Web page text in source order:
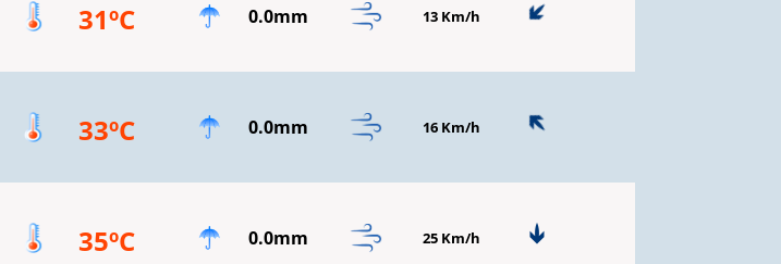
31ºC 0.0mm 13 Km/h
33ºC 0.0mm 16 Km/h
35ºC 0.0mm 25 Km/h